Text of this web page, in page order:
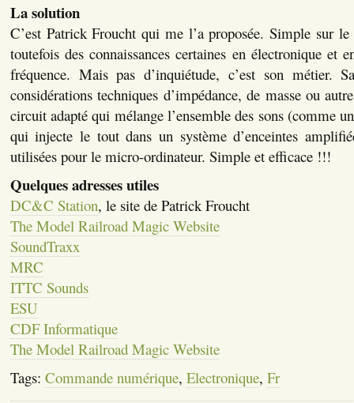
La solution
C’est Patrick Froucht qui me l’a proposée. Simple sur
toutefois des connaissances certaines en électronique et
fréquence. Mais pas d’inquiétude, c’est son métier.
considérations techniques d’impédance, de masse ou
circuit adapté qui mélange l’ensemble des sons (comme
qui injecte le tout dans un système d’enceintes
utilisées pour le micro-ordinateur. Simple et efficace !!!
Quelques adresses utiles
DC&C Station, le site de Patrick Froucht
The Model Railroad Magic Website
SoundTraxx
MRC
ITTC Sounds
ESU
CDF Informatique
The Model Railroad Magic Website
Tags: Commande numérique, Electronique, Fr